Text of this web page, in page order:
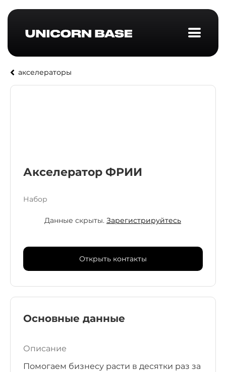
акселераторы
Акселератор ФРИИ
Набор
Данные скрыты. Зарегистрируйтесь
Открыть контакты
Основные данные
Описание
Помогаем бизнесу расти в десятки раз за